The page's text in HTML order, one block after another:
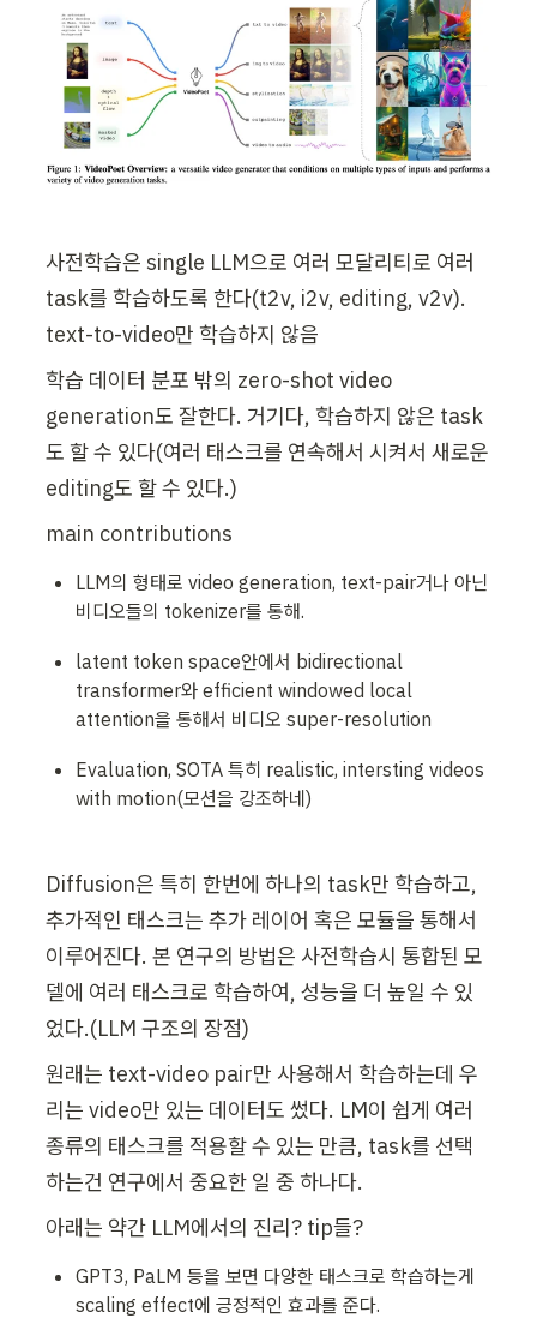
사전학습은 single LLM으로 여러 모달리티로 여러
task를 학습하도록 한다(t2v, i2v, editing, v2v).
text-to-video만 학습하지 않음
학습 데이터 분포 밖의 zero-shot video
generation도 잘한다. 거기다, 학습하지 않은 task
도 할 수 있다(여러 태스크를 연속해서 시켜서 새로운
editing도 할 수 있다.)
main contributions
LLM의 형태로 video generation, text-pair거나 아닌
비디오들의 tokenizer를 통해.
latent token space안에서 bidirectional
transformer와 efficient windowed local
attention을 통해서 비디오 super-resolution
Evaluation, SOTA 특히 realistic, intersting videos
with motion(모션을 강조하네)
Diffusion은 특히 한번에 하나의 task만 학습하고,
추가적인 태스크는 추가 레이어 혹은 모듈을 통해서
이루어진다. 본 연구의 방법은 사전학습시 통합된 모
델에 여러 태스크로 학습하여, 성능을 더 높일 수 있
었다.(LLM 구조의 장점)
원래는 text-video pair만 사용해서 학습하는데 우
리는 video만 있는 데이터도 썼다. LM이 쉽게 여러
종류의 태스크를 적용할 수 있는 만큼, task를 선택
하는건 연구에서 중요한 일 중 하나다.
아래는 약간 LLM에서의 진리? tip들?
GPT3, PaLM 등을 보면 다양한 태스크로 학습하는게
scaling effect에 긍정적인 효과를 준다.